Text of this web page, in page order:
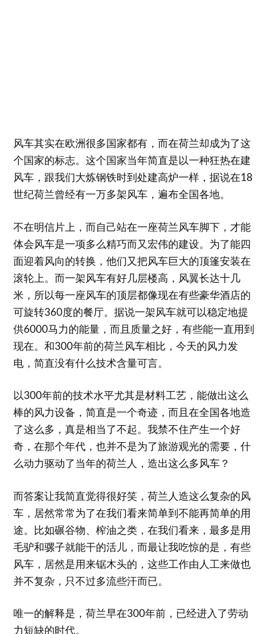
风车其实在欧洲很多国家都有，而在荷兰却成为了这
个国家的标志。这个国家当年简直是以一种狂热在建
风车，跟我们大炼钢铁时到处建高炉一样，据说在18
世纪荷兰曾经有一万多架风车，遍布全国各地。
不在明信片上，而自己站在一座荷兰风车脚下，才能
体会风车是一项多么精巧而又宏伟的建设。为了能四
面迎着风向的转换，他们又把风车巨大的顶篷安装在
滚轮上。而一架风车有好几层楼高，风翼长达十几
米，所以每一座风车的顶层都像现在有些豪华酒店的
可旋转360度的餐厅。据说一架风车就可以稳定地提
供6000马力的能量，而且质量之好，有些能一直用到
现在。和300年前的荷兰风车相比，今天的风力发
电，简直没有什么技术含量可言。
以300年前的技术水平尤其是材料工艺，能做出这么
棒的风力设备，简直是一个奇迹，而且在全国各地造
了这么多，真是相当了不起。我禁不住产生一个好
奇，在那个年代，也并不是为了旅游观光的需要，什
么动力驱动了当年的荷兰人，造出这么多风车？
而答案让我简直觉得很好笑，荷兰人造这么复杂的风
车，居然常常为了在我们看来简单到不能再简单的用
途。比如碾谷物、榨油之类，在我们看来，最多是用
毛驴和骡子就能干的活儿，而最让我吃惊的是，有些
风车，居然是用来锯木头的，这些工作由人工来做也
并不复杂，只不过多流些汗而已。
唯一的解释是，荷兰早在300年前，已经进入了劳动
力短缺的时代。